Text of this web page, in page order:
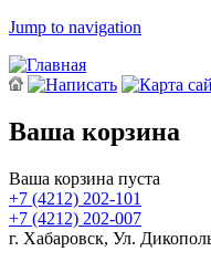
Jump to navigation
Ваша корзина
Ваша корзина пуста
+7 (4212) 202-101
+7 (4212) 202-007
г. Хабаровск, Ул.